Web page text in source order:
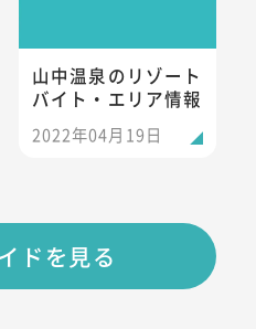
山中温泉のリゾート
バイト・エリア情報
2022年04月19日
ドを見る